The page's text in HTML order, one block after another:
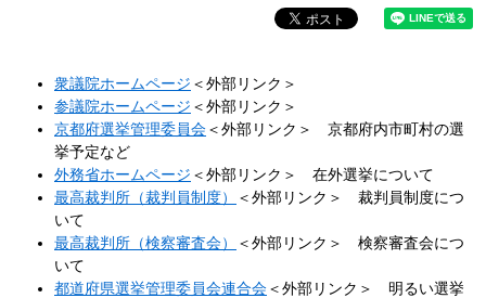
衆議院ホームページ ＜外部リンク＞
参議院ホームページ ＜外部リンク＞
京都府選挙管理委員会＜外部リンク＞
京都府内市町村の選
挙予定など
外務省ホームページ ＜外部リンク＞
在外選挙について
最高裁判所（裁判員制度）
＜外部リンク＞
裁判員制度につ
いて
最高裁判所（検察審査会）
＜外部リンク＞
検察審査会につ
いて
都道府県選挙管理委員会連合会＜外部リンク＞
明るい選挙